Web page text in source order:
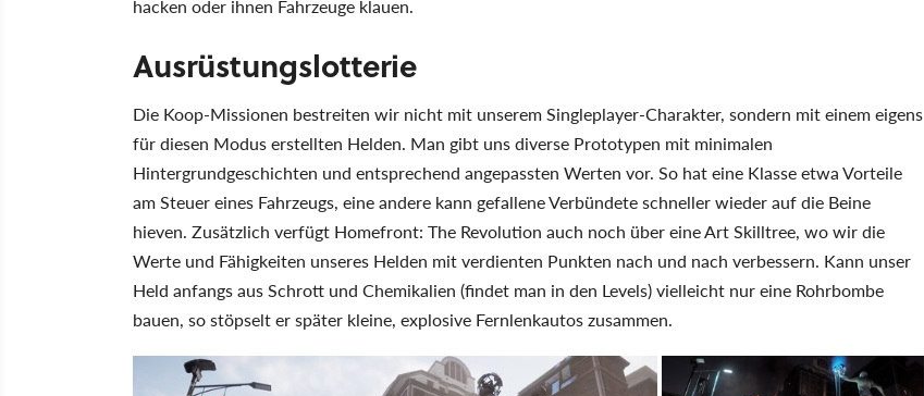
hacken oder ihnen Fahrzeuge klauen.
Ausrüstungslotterie
Die Koop-Missionen bestreiten wir nicht mit unserem Singleplayer-Charakter, sondern mit einem eigens
für diesen Modus erstellten Helden. Man gibt uns diverse Prototypen mit minimalen
Hintergrundgeschichten und entsprechend angepassten Werten vor. So hat eine Klasse etwa Vorteile
am Steuer eines Fahrzeugs, eine andere kann gefallene Verbündete schneller wieder auf die Beine
hieven. Zusätzlich verfügt Homefront: The Revolution auch noch über eine Art Skilltree, wo wir die
Werte und Fähigkeiten unseres Helden mit verdienten Punkten nach und nach verbessern. Kann unser
Held anfangs aus Schrott und Chemikalien (findet man in den Levels) vielleicht nur eine Rohrbombe
bauen, so stöpselt er später kleine, explosive Fernlenkautos zusammen.